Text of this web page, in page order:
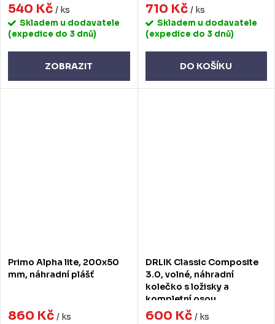
540 Kč / ks
Skladem u dodavatele
(expedice do 3 dnů)
ZOBRAZIT
710 Kč / ks
Skladem u dodavatele
(expedice do 3 dnů)
DO KOŠÍKU
Primo Alpha lite, 200x50
mm, náhradní plášť
860 Kč / ks
DRLIK Classic Composite
3.0, volné, náhradní
kolečko s ložisky a
kompletní osou
600 Kč / ks